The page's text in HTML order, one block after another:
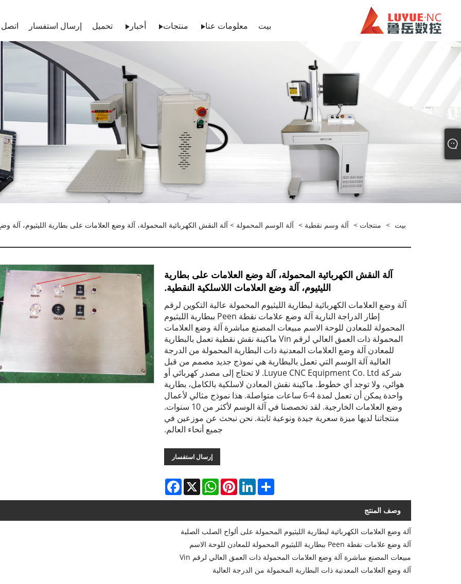
بيت معلومات عنا منتجات أخبار تحميل إرسال استفسار اتصل
بيت > منتجات > آلة وسم نقطية > آلة الوسم المحمولة > آلة النقش الكهربائية المحمولة، آلة وضع العلامات على بطارية الليثيوم، آلة
آلة النقش الكهربائية المحمولة، آلة وضع العلامات على بطارية
الليثيوم، آلة وضع العلامات اللاسلكية النقطية.
آلة وضع العلامات الكهربائية لبطارية الليثيوم المحمولة عالية التكوين لرقم
إطار الدراجة النارية آلة وضع علامات نقطة Peen ببطارية الليثيوم
المحمولة للمعادن للوحة الاسم مبيعات المصنع مباشرة آلة وضع العلامات
المحمولة ذات العمق العالي لرقم Vin ماكينة نقش نقطية تعمل بالبطارية
للمعادن آلة وضع العلامات المعدنية ذات البطارية المحمولة من الدرجة
العالية آلة الوسم التي تعمل بالبطارية هي نموذج جديد مصمم من قبل
شركة Luyue CNC Equipment Co. Ltd. لا تحتاج إلى مصدر كهربائي أو
هوائي، ولا توجد أي خطوط. ماكينة نقش المعادن لاسلكية بالكامل، بطارية
واحدة يمكن أن تعمل لمدة 4-6 ساعات متواصلة. هذا نموذج مثالي لأعمال
وضع العلامات الخارجية. لقد تخصصنا في آلة الوسم لأكثر من 10 سنوات.
منتجاتنا لديها ميزة سعرية جيدة ونوعية ثابتة. نحن نبحث عن موزعين في
جميع أنحاء العالم.
إرسال استفسار
Facebook X
WhatsAppPinterestLinkedInShare
وصف المنتج
آلة وضع العلامات الكهربائية لبطارية الليثيوم المحمولة على ألواح الصلب الصلبة
آلة وضع علامات نقطة Peen ببطارية الليثيوم المحمولة للمعادن للوحة الاسم
مبيعات المصنع مباشرة آلة وضع العلامات المحمولة ذات العمق العالي لرقم Vin
آلة وضع العلامات المعدنية ذات البطارية المحمولة من الدرجة العالية